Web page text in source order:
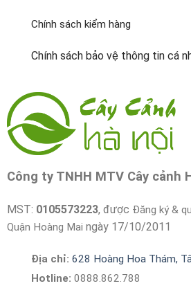
Chính sách kiểm hàng
Chính sách bảo vệ thông tin cá
Công ty TNHH MTV Cây cảnh
MST: 0105573223, được Đăng ký &
Quận Hoàng Mai ngày 17/10/2011
Địa chỉ: 628 Hoàng Hoa Thám,
Hotline: 0888.862.788